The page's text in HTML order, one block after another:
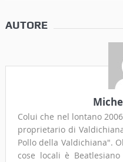
AUTORE
Colui che nel lontano
proprietario di
Pollo della Valdichiana".
cose locali è